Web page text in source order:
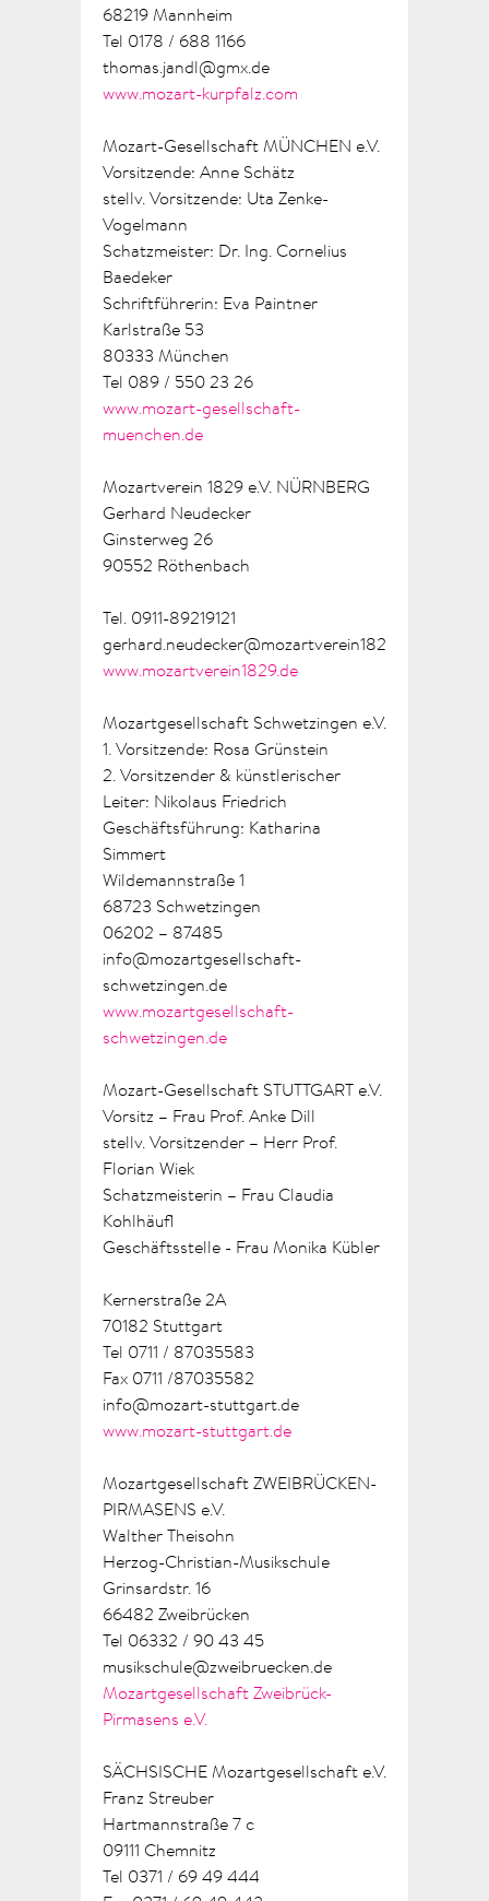
68219 Mannheim
Tel 0178 / 688 1166
thomas.jandl@gmx.de
www.mozart-kurpfalz.com
Mozart-Gesellschaft MÜNCHEN e.V.
Vorsitzende: Anne Schätz
stellv. Vorsitzende: Uta Zenke-
Vogelmann
Schatzmeister: Dr. Ing. Cornelius
Baedeker
Schriftführerin: Eva Paintner
Karlstraße 53
80333 München
Tel 089 / 550 23 26
www.mozart-gesellschaft-
muenchen.de
Mozartverein 1829 e.V. NÜRNBERG
Gerhard Neudecker
Ginsterweg 26
90552 Röthenbach
Tel. 0911-89219121
gerhard.neudecker@mozartverein1829.de
www.mozartverein1829.de
Mozartgesellschaft Schwetzingen e.V.
1. Vorsitzende: Rosa Grünstein
2. Vorsitzender & künstlerischer
Leiter: Nikolaus Friedrich
Geschäftsführung: Katharina
Simmert
Wildemannstraße 1
68723 Schwetzingen
06202 – 87485
info@mozartgesellschaft-
schwetzingen.de
www.mozartgesellschaft-
schwetzingen.de
Mozart-Gesellschaft STUTTGART e.V.
Vorsitz – Frau Prof. Anke Dill
stellv. Vorsitzender – Herr Prof.
Florian Wiek
Schatzmeisterin – Frau Claudia
Kohlhäufl
Geschäftsstelle - Frau Monika Kübler
Kernerstraße 2A
70182 Stuttgart
Tel 0711 / 87035583
Fax 0711 /87035582
info@mozart-stuttgart.de
www.mozart-stuttgart.de
Mozartgesellschaft ZWEIBRÜCKEN-
PIRMASENS e.V.
Walther Theisohn
Herzog-Christian-Musikschule
Grinsardstr. 16
66482 Zweibrücken
Tel 06332 / 90 43 45
musikschule@zweibruecken.de
Mozartgesellschaft Zweibrück-
Pirmasens e.V.
SÄCHSISCHE Mozartgesellschaft e.V.
Franz Streuber
Hartmannstraße 7 c
09111 Chemnitz
Tel 0371 / 69 49 444